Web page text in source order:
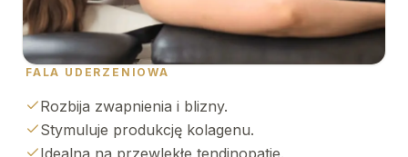
FALA UDERZENIOWA
Rozbija zwapnienia i blizny.
Stymuluje produkcję kolagenu.
Idealna na przewlekłe tendinopatie.